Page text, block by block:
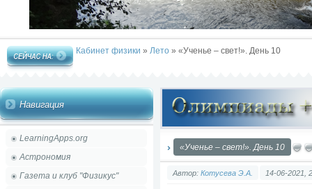
Кабинет физики » Лето » «Ученье – свет!». День 10
Навигация
LearningApps.org
Астрономия
Газета и клуб "Физикус"
«Ученье – свет!». День 10
Автор: Котусева Э.А. 14-06-2021,